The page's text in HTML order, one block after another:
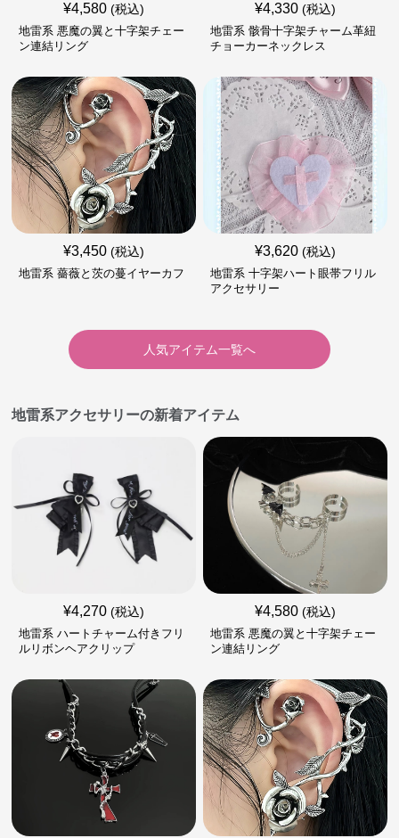
¥4,580 (税込)
地雷系 悪魔の翼と十字架チェー
ン連結リング
¥4,330 (税込)
地雷系 骸骨十字架チャーム革紐
チョーカーネックレス
¥3,450 (税込)
地雷系 薔薇と茨の蔓イヤーカフ
¥3,620 (税込)
地雷系 十字架ハート眼帯フリル
アクセサリー
人気アイテム一覧へ
地雷系アクセサリーの新着アイテム
¥4,270 (税込)
地雷系 ハートチャーム付きフリ
ルリボンヘアクリップ
¥4,580 (税込)
地雷系 悪魔の翼と十字架チェー
ン連結リング